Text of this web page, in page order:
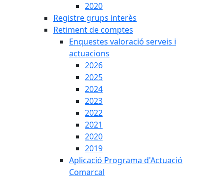
2020
Registre grups interès
Retiment de comptes
Enquestes valoració serveis i
actuacions
2026
2025
2024
2023
2022
2021
2020
2019
Aplicació Programa d'Actuació
Comarcal